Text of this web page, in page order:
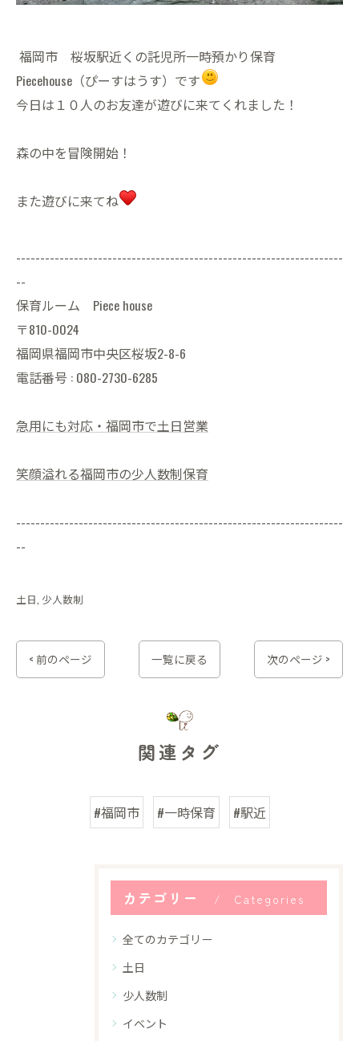
福岡市 桜坂駅近くの託児所一時預かり保育
Piecehouse（ぴーすはうす）です
今日は１０人のお友達が遊びに来てくれました！
森の中を冒険開始！
また遊びに来てね
--------------------------------------------------------------------
--
保育ルーム Piece house
〒810-0024
福岡県福岡市中央区桜坂2-8-6
電話番号 : 080-2730-6285
急用にも対応・福岡市で土日営業
笑顔溢れる福岡市の少人数制保育
--------------------------------------------------------------------
--
土日 少人数制
< 前のページ 一覧に戻る 次のページ >
関連タグ
#福岡市 #一時保育 #駅近
カテゴリー Categories
全てのカテゴリー
土日
少人数制
イベント